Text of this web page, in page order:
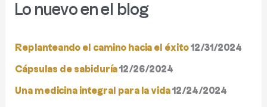
a
p
o
r
Lo nuevo en el blog
Replanteando el camino hacia el éxito 12/31/2024
Cápsulas de sabiduría 12/26/2024
Una medicina integral para la vida 12/24/2024